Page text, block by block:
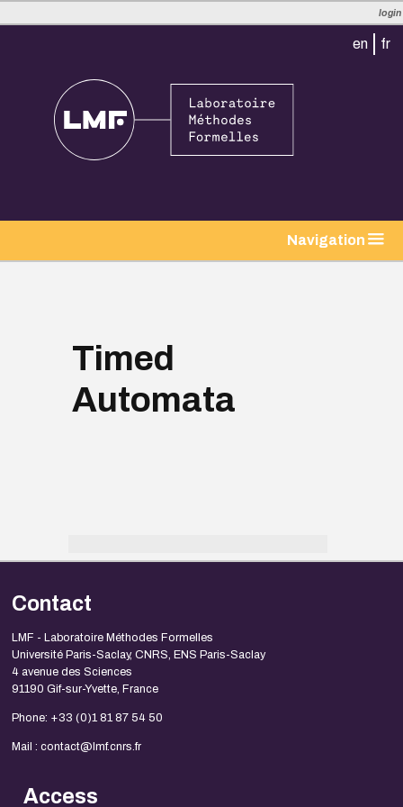
login
en fr
Navigation
Timed
Automata
Contact
LMF - Laboratoire Méthodes Formelles
Université Paris-Saclay, CNRS, ENS Paris-Saclay
4 avenue des Sciences
91190 Gif-sur-Yvette, France
Phone: +33 (0)1 81 87 54 50
Mail : contact@lmf.cnrs.fr
Access